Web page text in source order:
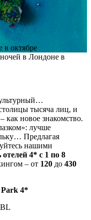
октябре
в Лондоне в
тысяча лиц, и
как новое знакомство.
лучше
Предлагая
нашими
4* с 1 по 8
– от 120 до 430
Park 4*